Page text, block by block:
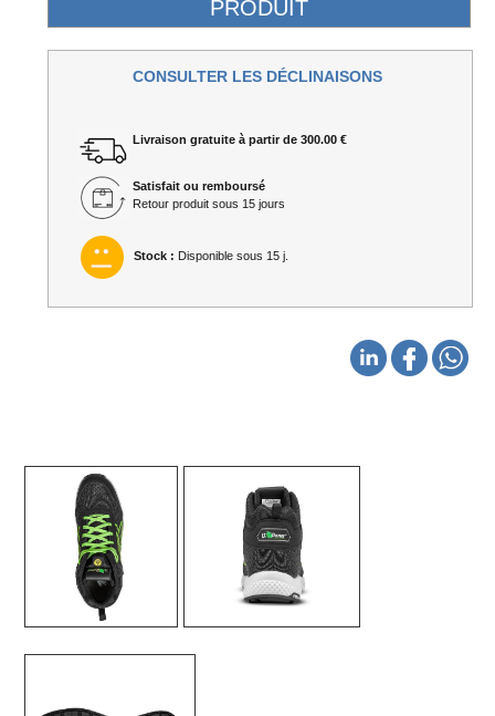
CONSULTER LES DÉCLINAISONS
Livraison gratuite à partir de 300.00 €
Satisfait ou remboursé
Retour produit sous 15 jours
Stock : Disponible sous 15 j.